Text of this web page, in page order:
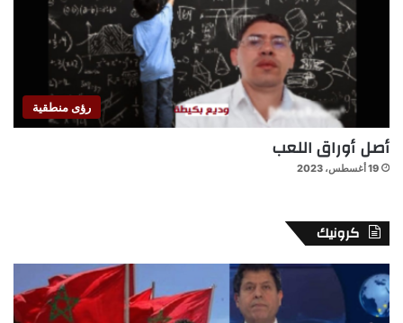
رؤى منطقية
أصل أوراق اللعب
19 أغسطس، 2023
كرونيك